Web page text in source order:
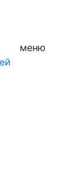
меню